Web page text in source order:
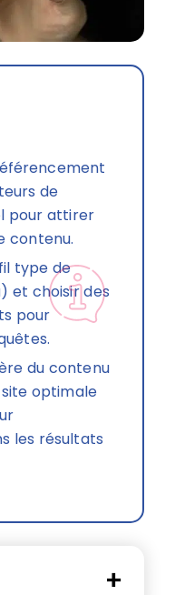
de
pour attirer
contenu.
type de
et choisir des
pour
du contenu
optimale
les résultats